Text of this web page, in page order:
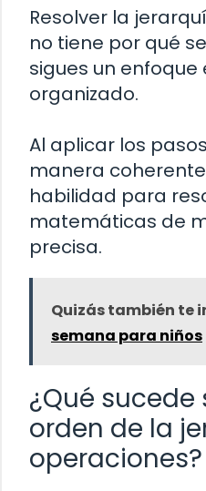
Resolver la
no tiene por qué
sigues un
organizado.
Al aplicar los
manera
habilidad para
matemáticas de
precisa.
Quizás también te
semana para niños
¿Qué sucede
orden de la
operaciones?